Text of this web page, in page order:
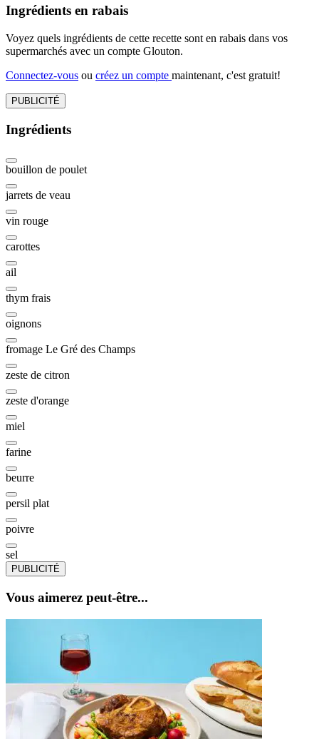
Ingrédients en rabais
Voyez quels ingrédients de cette recette sont en rabais dans vos
supermarchés avec un compte Glouton.
Connectez-vous ou créez un compte maintenant, c'est gratuit!
PUBLICITÉ
Ingrédients
bouillon de poulet
jarrets de veau
vin rouge
carottes
ail
thym frais
oignons
fromage Le Gré des Champs
zeste de citron
zeste d'orange
miel
farine
beurre
persil plat
poivre
sel
PUBLICITÉ
Vous aimerez peut-être...